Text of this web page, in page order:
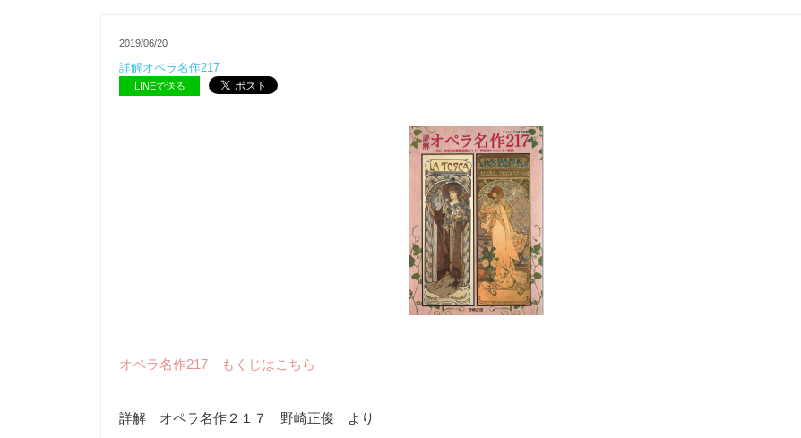
2019/06/20
詳解オペラ名作217
LINEで送る
オペラ名作217 もくじはこちら
詳解 オペラ名作２１７ 野崎正俊 より